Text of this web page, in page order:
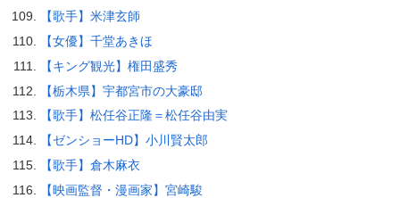
【歌手】米津玄師
【女優】千堂あきほ
【キング観光】権田盛秀
【栃木県】宇都宮市の大豪邸
【歌手】松任谷正隆＝松任谷由実
【ゼンショーHD】小川賢太郎
【歌手】倉木麻衣
【映画監督・漫画家】宮崎駿